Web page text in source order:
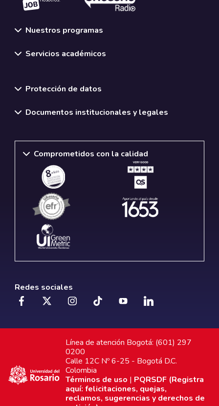
Nuestros programas
Servicios académicos
Protección de datos
Documentos institucionales y legales
Comprometidos con la calidad
Redes sociales
Línea de atención Bogotá: (601) 297
0200
Calle 12C Nº 6-25 - Bogotá D.C.
Colombia
Términos de uso | PQRSDF (Registra
aquí: felicitaciones, quejas,
reclamos, sugerencias y derechos de